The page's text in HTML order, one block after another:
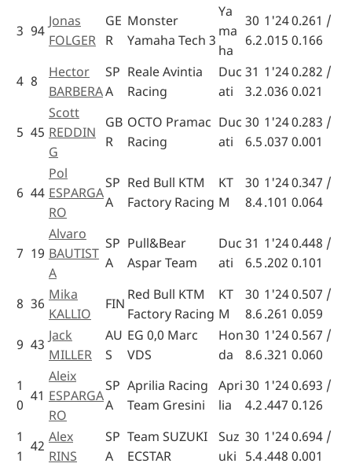
3 94
Jonas
FOLGER
GE
R
Monster
Yamaha Tech 3
Ya
ma
ha
30
6.2
1'24
.015
0.261 /
0.166
4 8
Hector
BARBERA
SP
A
Reale Avintia
Racing
Duc
ati
31
3.2
1'24
.036
0.282 /
0.021
5 45
Scott
REDDIN
G
GB
R
OCTO Pramac
Racing
Duc
ati
30
6.5
1'24
.037
0.283 /
0.001
6 44
Pol
ESPARGA
RO
SP
A
Red Bull KTM
Factory Racing
KT
M
30
8.4
1'24
.101
0.347 /
0.064
7 19
Alvaro
BAUTIST
A
SP
A
Pull&Bear
Aspar Team
Duc
ati
31
6.5
1'24
.202
0.448 /
0.101
8 36
Mika
KALLIO
FIN
Red Bull KTM
Factory Racing
KT
M
30
8.6
1'24
.261
0.507 /
0.059
9 43
Jack
MILLER
AU
S
EG 0,0 Marc
VDS
Hon
da
30
8.6
1'24
.321
0.567 /
0.060
1
0
41
Aleix
ESPARGA
RO
SP
A
Aprilia Racing
Team Gresini
Apri
lia
30
4.2
1'24
.447
0.693 /
0.126
1
1
42
Alex
RINS
SP
A
Team SUZUKI
ECSTAR
Suz
uki
30
5.4
1'24
.448
0.694 /
0.001